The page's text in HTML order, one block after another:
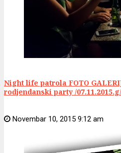
Night life patrola FOTO
rodjendanski party /07.11.2015.g/
Novembar 10, 2015 9:12 am